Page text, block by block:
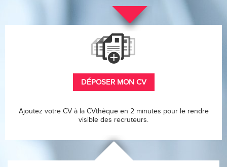
DÉPOSER MON CV
Ajoutez votre CV à la CVthèque en 2 minutes pour le rendre
visible des recruteurs.